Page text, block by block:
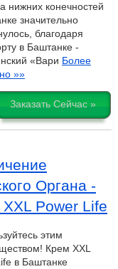
нижних конечностей
значительно
благодаря
в Баштанке -
«Вари Более
»»
Заказать Сейчас »
Органа -
Power Life
этим
Крем XXL
в Баштанке